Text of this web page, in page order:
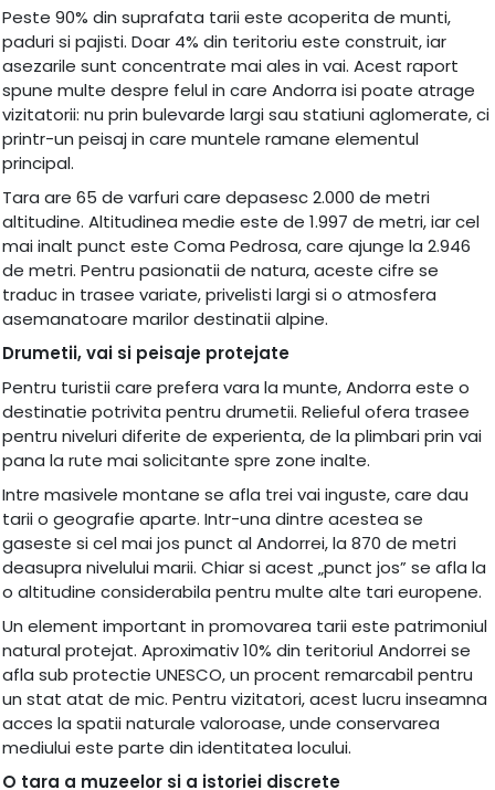
Peste 90% din suprafata tarii este acoperita de munti,
paduri si pajisti. Doar 4% din teritoriu este construit, iar
asezarile sunt concentrate mai ales in vai. Acest raport
spune multe despre felul in care Andorra isi poate atrage
vizitatorii: nu prin bulevarde largi sau statiuni aglomerate, ci
printr-un peisaj in care muntele ramane elementul
principal.
Tara are 65 de varfuri care depasesc 2.000 de metri
altitudine. Altitudinea medie este de 1.997 de metri, iar cel
mai inalt punct este Coma Pedrosa, care ajunge la 2.946
de metri. Pentru pasionatii de natura, aceste cifre se
traduc in trasee variate, privelisti largi si o atmosfera
asemanatoare marilor destinatii alpine.
Drumetii, vai si peisaje protejate
Pentru turistii care prefera vara la munte, Andorra este o
destinatie potrivita pentru drumetii. Relieful ofera trasee
pentru niveluri diferite de experienta, de la plimbari prin vai
pana la rute mai solicitante spre zone inalte.
Intre masivele montane se afla trei vai inguste, care dau
tarii o geografie aparte. Intr-una dintre acestea se
gaseste si cel mai jos punct al Andorrei, la 870 de metri
deasupra nivelului marii. Chiar si acest „punct jos” se afla la
o altitudine considerabila pentru multe alte tari europene.
Un element important in promovarea tarii este patrimoniul
natural protejat. Aproximativ 10% din teritoriul Andorrei se
afla sub protectie UNESCO, un procent remarcabil pentru
un stat atat de mic. Pentru vizitatori, acest lucru inseamna
acces la spatii naturale valoroase, unde conservarea
mediului este parte din identitatea locului.
O tara a muzeelor si a istoriei discrete